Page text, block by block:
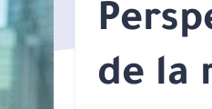
de la